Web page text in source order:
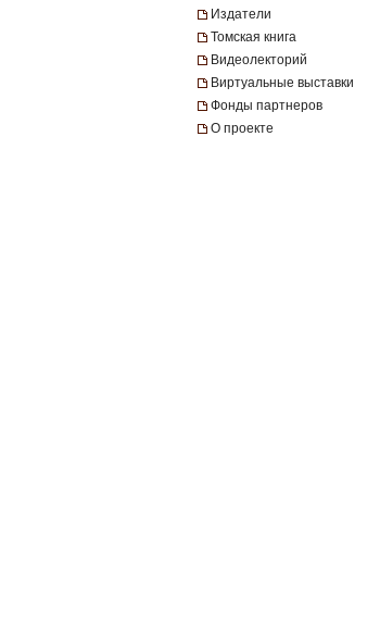
Издатели
Томская книга
Видеолекторий
Виртуальные выставки
Фонды партнеров
О проекте